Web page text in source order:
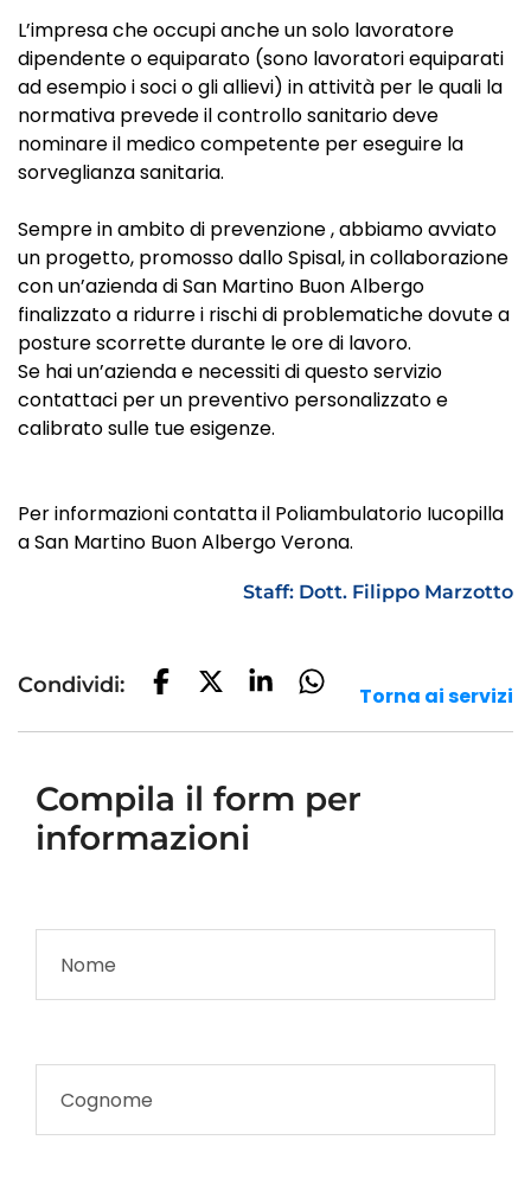
L’impresa che occupi anche un solo lavoratore
dipendente o equiparato (sono lavoratori equiparati
ad esempio i soci o gli allievi) in attività per le quali la
normativa prevede il controllo sanitario deve
nominare il medico competente per eseguire la
sorveglianza sanitaria.
Sempre in ambito di prevenzione , abbiamo avviato
un progetto, promosso dallo Spisal, in collaborazione
con un’azienda di San Martino Buon Albergo
finalizzato a ridurre i rischi di problematiche dovute a
posture scorrette durante le ore di lavoro.
Se hai un’azienda e necessiti di questo servizio
contattaci per un preventivo personalizzato e
calibrato sulle tue esigenze.
Per informazioni contatta il Poliambulatorio Iucopilla
a San Martino Buon Albergo Verona.
Staff: Dott. Filippo Marzotto
Condividi: Torna ai servizi
Compila il form per
informazioni